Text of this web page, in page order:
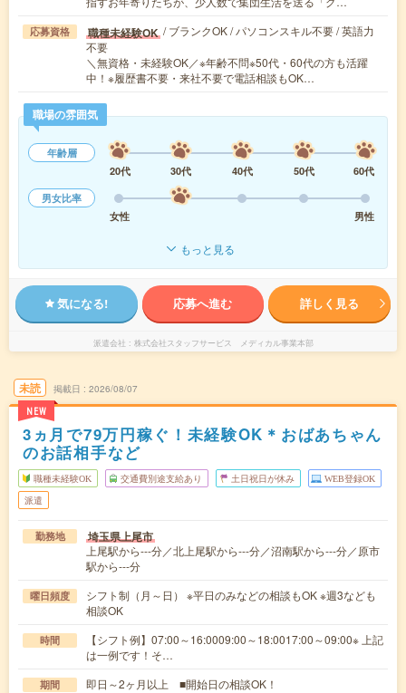
応募資格 職種未経験OK / ブランクOK / パソコンスキル不要 / 英語力
不要
＼無資格・未経験OK／※年齢不問※50代・60代の方も活躍
中！※履歴書不要・来社不要で電話相談もOK…
職場の雰囲気
年齢層
20代
30代 40代 50代
60代
男女比率
女性
男性
もっと見る
気になる! 応募へ進む 詳しく見る
派遣会社 株式会社スタッフサービス メディカル事業本部
未読
NEW
掲載日 2026/08/07
3ヵ月で79万円稼ぐ！未経験OK＊おばあちゃん
のお話相手など
職種未経験OK 交通費別途支給あり 土日祝日が休み WEB登録OK
派遣
勤務地 埼玉県上尾市
上尾駅から---分／北上尾駅から---分／沼南駅から---分／原市
駅から---分
曜日頻度
シフト制（月～日） ※平日のみなどの相談もOK ※週3なども
相談OK
時間
【シフト例】07:00～16:0009:00～18:0017:00～09:00※ 上記
は一例です！そ…
期間 即日～2ヶ月以上 ■開始日の相談OK！